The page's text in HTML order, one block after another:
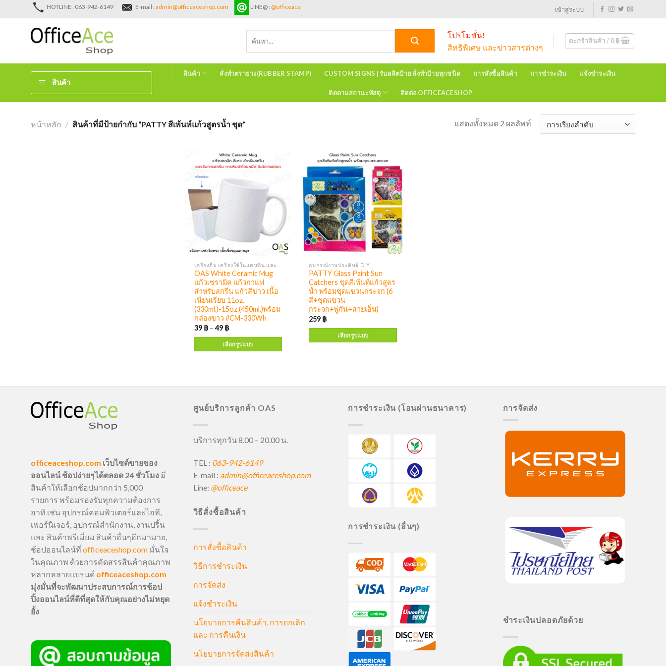
HOTLINE : 063-942-6149 E-mail : admin@officeaceshop.com LINE@ : @officeace เข้าสู่ระบบ
โปรโมชั่น!
สิทธิพิเศษ และข่าวสารต่างๆ
ตะกร้าสินค้า / 0฿
สินค้า
สินค้า สั่งทำตรายาง(RUBBER STAMP) CUSTOM SIGNS | รับผลิตป้าย สั่งทำป้ายทุกชนิด การสั่งซื้อสินค้า การชำระเงิน แจ้งชำระเงิน
ติดตามสถานะพัสดุ ติดต่อ OFFICEACESHOP
หน้าหลัก / สินค้าที่มีป้ายกำกับ “PATTY สีเพ้นท์แก้วสูตรน้ำ ชุด” แสดงทั้งหมด 2 ผลลัพท์
OAS White Ceramic Mug
แก้วเซรามิค แก้วกาแฟ
สำหรับสกรีน แก้วสีขาว เนื้อ
เนียนเรียบ 11oz.
(330ml.)-15oz.(450ml.)พร้อม
กล่องขาว #CM-330Wh
39 ฿– 49 ฿
เลือกรูปแบบ
อุปกรณ์งานประดิษฐ์ DIY
PATTY Glass Paint Sun
Catchers ชุดสีเพ้นท์แก้วสูตร
น้ำ พร้อมชุดแขวนกระจก (6
สี+ชุดแขวน
กระจก+พู่กัน+สายเอ็น)
259 ฿
เลือกรูปแบบ
officeaceshop.com เว็บไซต์ขายของ
ออนไลน์ ช้อปง่ายๆได้ตลอด 24 ชั่วโมง มี
สินค้าให้เลือกช้อปมากกว่า 5,000
รายการ พร้อมรองรับทุกความต้องการ
อาทิ เช่น อุปกรณ์คอมพิวเตอร์และไอที,
เฟอร์นิเจอร์, อุปกรณ์สำนักงาน, งานปริ้น
และ สินค้าพรีเมี่ยม สินค้าอื่นๆอีกมามาย,
ช้อปออนไลน์ที่ officeaceshop.com มั่นใจ
ในคุณภาพ ด้วยการคัดสรรสินค้าคุณภาพ
หลากหลายแบรนด์ officeaceshop.com
มุ่งมั่นที่จะพัฒนาประสบการณ์การช้อป
ปิ้งออนไลน์ที่ดีที่สุดให้กับคุณอย่างไม่หยุด
ยั้ง
ศูนย์บริการลูกค้า OAS
บริการทุกวัน 8.00 – 20.00 น.
TEL : 063-942-6149
E-mail : admin@officeaceshop.com
Line: @officeace
วิธีสั่งซื้อสินค้า
การสั่งซื้อสินค้า
วิธีการชำระเงิน
การจัดส่ง
แจ้งชำระเงิน
นโยบายการคืนสินค้า, การยกเลิก
และ การคืนเงิน
นโยบายการจัดส่งสินค้า
การชำระเงิน (โอนผ่านธนาคาร)
การชำระเงิน (อื่นๆ)
การจัดส่ง
ชำระเงินปลอดภัยด้วย